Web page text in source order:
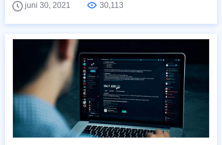
juni 30, 2021
30,113